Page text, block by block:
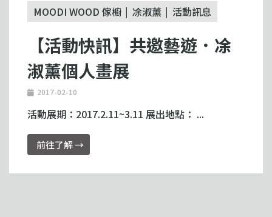
MOODI WOOD 傢櫥 凃淑薰 活動訊息
【活動快訊】共邀藝遊．凃
淑薰個人畫展
2017-02-10
活動展期：2017.2.11~3.11 展出地點： ...
前往了解 →